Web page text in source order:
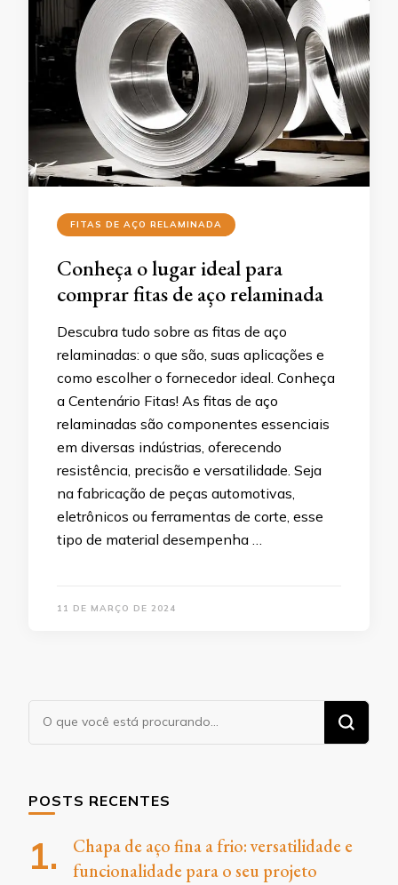
FITAS DE AÇO RELAMINADA
Conheça o lugar ideal para
comprar fitas de aço relaminada
Descubra tudo sobre as fitas de aço
relaminadas: o que são, suas aplicações e
como escolher o fornecedor ideal. Conheça
a Centenário Fitas! As fitas de aço
relaminadas são componentes essenciais
em diversas indústrias, oferecendo
resistência, precisão e versatilidade. Seja
na fabricação de peças automotivas,
eletrônicos ou ferramentas de corte, esse
tipo de material desempenha …
11 DE MARÇO DE 2024
Procurando
algo?
POSTS RECENTES
Chapa de aço fina a frio: versatilidade e
funcionalidade para o seu projeto